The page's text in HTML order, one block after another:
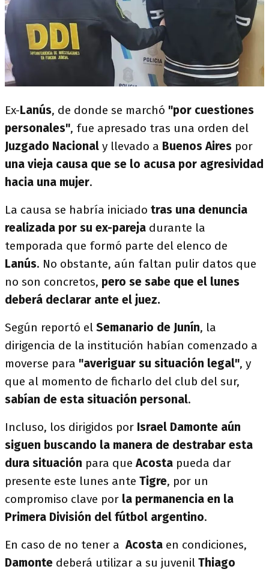
Ex-Lanús, de donde se marchó "por cuestiones
personales", fue apresado tras una orden del
Juzgado Nacional y llevado a Buenos Aires por
una vieja causa que se lo acusa por agresividad
hacia una mujer.
La causa se habría iniciado tras una denuncia
realizada por su ex-pareja durante la
temporada que formó parte del elenco de
Lanús. No obstante, aún faltan pulir datos que
no son concretos, pero se sabe que el lunes
deberá declarar ante el juez.
Según reportó el Semanario de Junín, la
dirigencia de la institución habían comenzado a
moverse para "averiguar su situación legal", y
que al momento de ficharlo del club del sur,
sabían de esta situación personal.
Incluso, los dirigidos por Israel Damonte aún
siguen buscando la manera de destrabar esta
dura situación para queAcosta pueda dar
presente este lunes ante Tigre, por un
compromiso clave por la permanencia en la
Primera División del fútbol argentino.
En caso de no tener aAcosta en condiciones,
Damonte deberá utilizar a su juvenil Thiago